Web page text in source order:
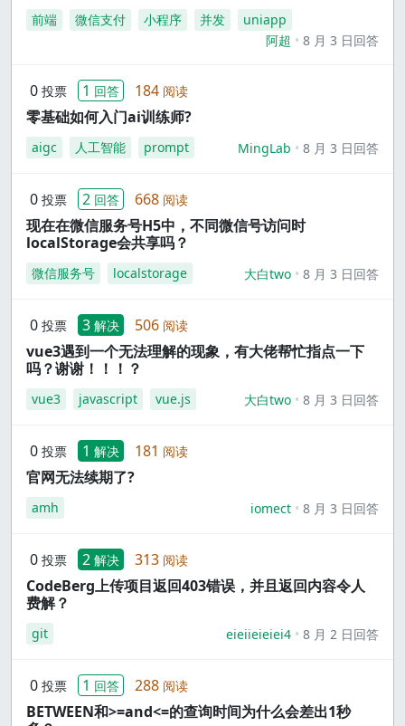
前端 微信支付 小程序 并发
uniapp
阿超
8 月 3 日回答
0 投票 1 回答 184 阅读
零基础如何入门ai训练师?
aigc 人工智能 prompt MingLab 8 月 3 日回答
0 投票 2 回答 668 阅读
现在在微信服务号H5中，不同微信号访问时
localStorage会共享吗？
微信服务号 localstorage 大白two 8 月 3 日回答
0 投票 3 解决 506 阅读
vue3遇到一个无法理解的现象，有大佬帮忙指点一下
吗？谢谢！！！？
vue3 javascript vue.js 大白two 8 月 3 日回答
0 投票 1 解决 181 阅读
官网无法续期了?
amh iomect 8 月 3 日回答
0 投票 2 解决 313 阅读
CodeBerg上传项目返回403错误，并且返回内容令人
费解？
git eieiieieiei4 8 月 2 日回答
0 投票 1 回答 288 阅读
BETWEEN和>=and<=的查询时间为什么会差出1秒